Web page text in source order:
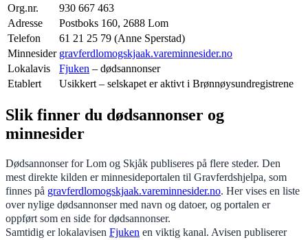
Org.nr.
930 667 463
Adresse
Postboks 160, 2688 Lom
Telefon
61 21 25 79 (Anne Sperstad)
Minnesider gravferdlomogskjaak.vareminnesider.no
Lokalavis
Fjuken – dødsannonser
Etablert
Usikkert – selskapet er aktivt i Brønnøysundregistrene
Slik finner du dødsannonser og
minnesider
Dødsannonser for Lom og Skjåk publiseres på flere steder. Den
mest direkte kilden er minnesideportalen til Gravferdshjelpa, som
finnes på gravferdlomogskjaak.vareminnesider.no. Her vises en liste
over nylige dødsannonser med navn og datoer, og portalen er
oppført som en side for dødsannonser.
Samtidig er lokalavisen Fjuken en viktig kanal. Avisen publiserer